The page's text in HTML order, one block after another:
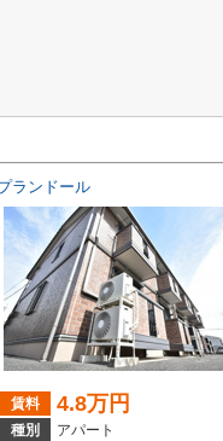
ランドール
賃料 4.8万円
種別 アパート